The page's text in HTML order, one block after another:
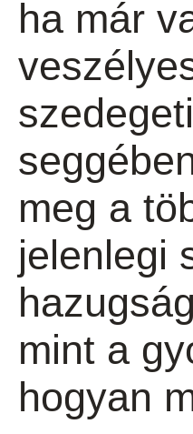
ha már
meg a
jelenlegi
mint a
hogyan